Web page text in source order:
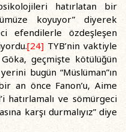
hatırlatan bir
koyuyor” diyerek
efendilerle özdeşleşen
[24] TYB’nin vaktiyle
geçmişte kötülüğün
bugün “Müslüman”ın
an önce Fanon’u, Aime
hatırlamalı ve sömürgeci
karşı durmalıyız” diye